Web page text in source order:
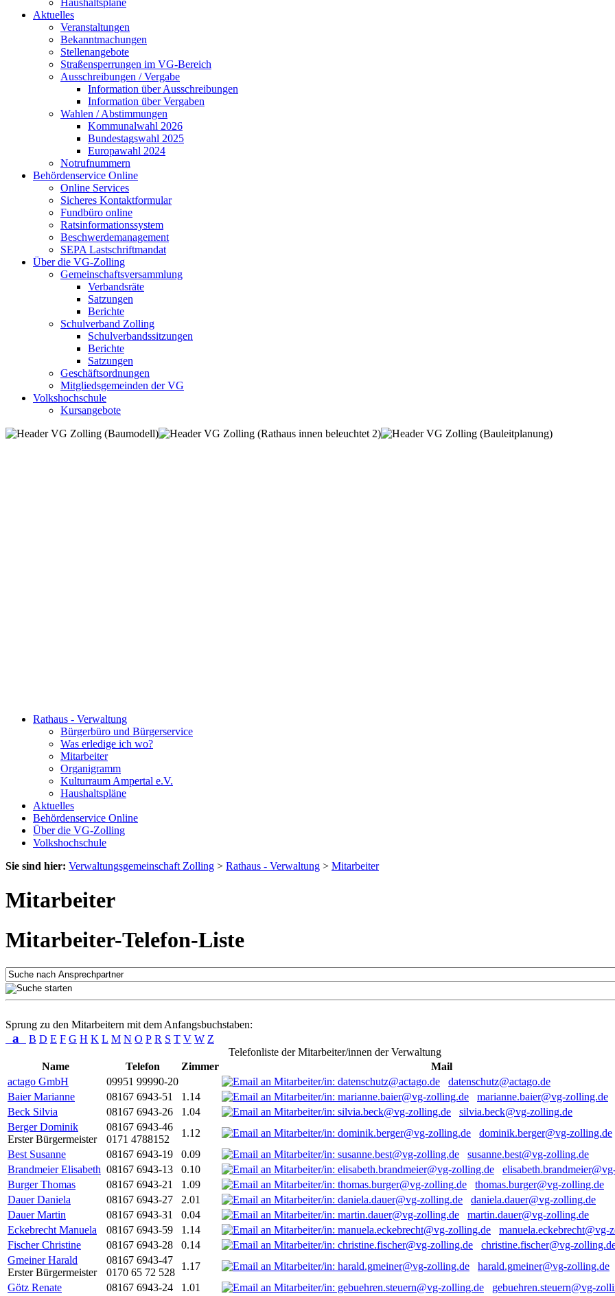
Haushaltspläne
Aktuelles
Veranstaltungen
Bekanntmachungen
Stellenangebote
Straßensperrungen im VG-Bereich
Ausschreibungen / Vergabe
Information über Ausschreibungen
Information über Vergaben
Wahlen / Abstimmungen
Kommunalwahl 2026
Bundestagswahl 2025
Europawahl 2024
Notrufnummern
Behördenservice Online
Online Services
Sicheres Kontaktformular
Fundbüro online
Ratsinformationssystem
Beschwerdemanagement
SEPA Lastschriftmandat
Über die VG-Zolling
Gemeinschaftsversammlung
Verbandsräte
Satzungen
Berichte
Schulverband Zolling
Schulverbandssitzungen
Berichte
Satzungen
Geschäftsordnungen
Mitgliedsgemeinden der VG
Volkshochschule
Kursangebote
Rathaus - Verwaltung
Bürgerbüro und Bürgerservice
Was erledige ich wo?
Mitarbeiter
Organigramm
Kulturraum Ampertal e.V.
Haushaltspläne
Aktuelles
Behördenservice Online
Über die VG-Zolling
Volkshochschule
Sie sind hier: Verwaltungsgemeinschaft Zolling > Rathaus - Verwaltung > Mitarbeiter
Mitarbeiter
Mitarbeiter-Telefon-Liste
Sprung zu den Mitarbeitern mit dem Anfangsbuchstaben:
a B D E F G H K L M N O P R S T V W Z
Telefonliste der Mitarbeiter/innen der Verwaltung
Name
Telefon Zimmer
Mail
actago GmbH
09951 99990-20
datenschutz@actago.de
Baier Marianne
08167 6943-51 1.14
marianne.baier@vg-zolling.de
Beck Silvia
08167 6943-26 1.04
silvia.beck@vg-zolling.de
Berger Dominik
Erster Bürgermeister
08167 6943-46
0171 4788152
1.12
dominik.berger@vg-zolling.de
Best Susanne
08167 6943-19 0.09
susanne.best@vg-zolling.de
Brandmeier Elisabeth 08167 6943-13 0.10
Burger Thomas
08167 6943-21 1.09
thomas.burger@vg-zolling.de
Dauer Daniela
08167 6943-27 2.01
daniela.dauer@vg-zolling.de
Dauer Martin
08167 6943-31 0.04
martin.dauer@vg-zolling.de
Eckebrecht Manuela
08167 6943-59 1.14
manuela.eckebrecht@vg-
Fischer Christine
08167 6943-28 0.14
christine.fischer@vg-
Gmeiner Harald
Erster Bürgermeister
08167 6943-47
0170 65 72 528
1.17
harald.gmeiner@vg-zolling.de
Götz Renate
08167 6943-24 1.01
gebuehren.steuern@vg-